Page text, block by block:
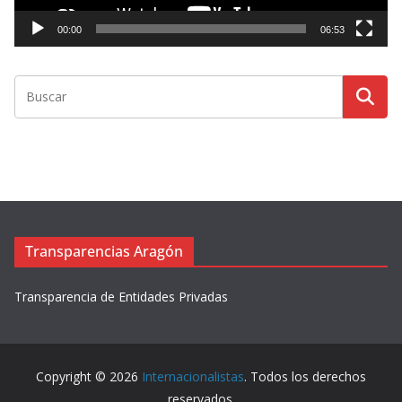
o
r
e
e
00:00 06:53
Transparencias Aragón
Transparencia de Entidades Privadas
Copyright © 2026 Internacionalistas. Todos los derechos